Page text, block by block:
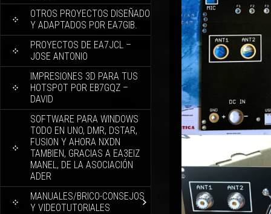
OTROS PROYECTOS DISEÑADO
Y ADAPTADOS POR EA7GIB.
PROYECTOS DE EA7JCL –
JOSE ANTONIO
IMPRESIONES 3D PARA TUS
HOTSPOT POR EB7GQZ –
DAVID
SOFTWARE PARA WINDOWS
TODO EN UNO, DMR, DSTAR,
FUSION Y AHORA NXDN
TAMBIEN, GRACIAS A EA3EIZ
MANEL, DE LA ASOCIACIÓN
ADER
MANUALES/BRICO-CONSEJOS
Y VIDEOTUTORIALES